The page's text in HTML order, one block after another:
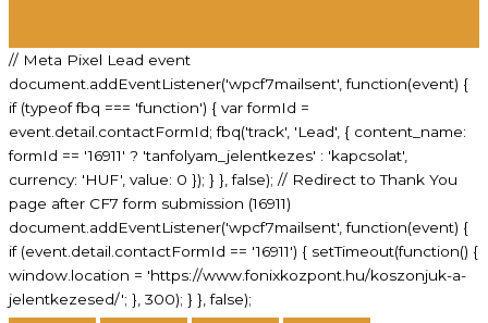
// Meta Pixel Lead event
document.addEventListener('wpcf7mailsent', function(event) {
if (typeof fbq === 'function') { var formId =
event.detail.contactFormId; fbq('track', 'Lead', { content_name:
formId == '16911' ? 'tanfolyam_jelentkezes' : 'kapcsolat',
currency: 'HUF', value: 0 }); } }, false); // Redirect to Thank You
page after CF7 form submission (16911)
document.addEventListener('wpcf7mailsent', function(event) {
if (event.detail.contactFormId == '16911') { setTimeout(function() {
window.location = 'https://www.fonixkozpont.hu/koszonjuk-a-
jelentkezesed/'; }, 300); } }, false);